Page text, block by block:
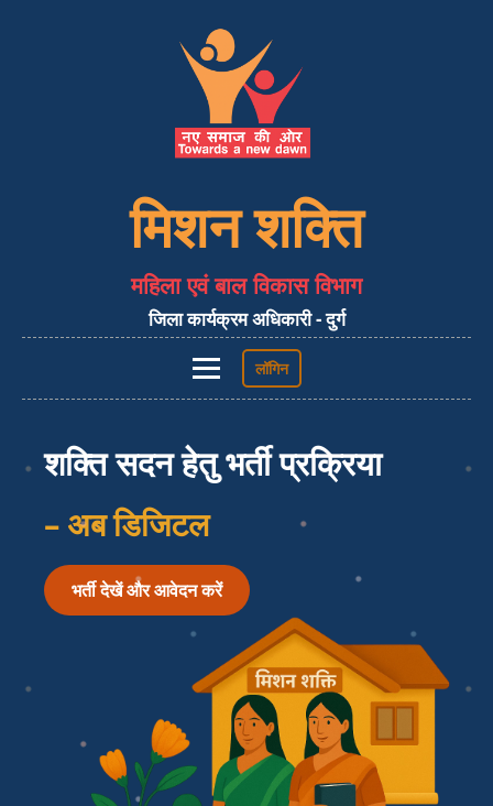
मिशन शक्ति
महिला एवं बाल विकास विभाग
जिला कार्यक्रम अधिकारी - दुर्ग
लॉगिन
होम
उपयोगकर्ता मैनुअल
संपर्क
शक्ति सदन हेतु भर्ती प्रक्रिया
– अब डिजिटल
भर्ती देखें और आवेदन करें